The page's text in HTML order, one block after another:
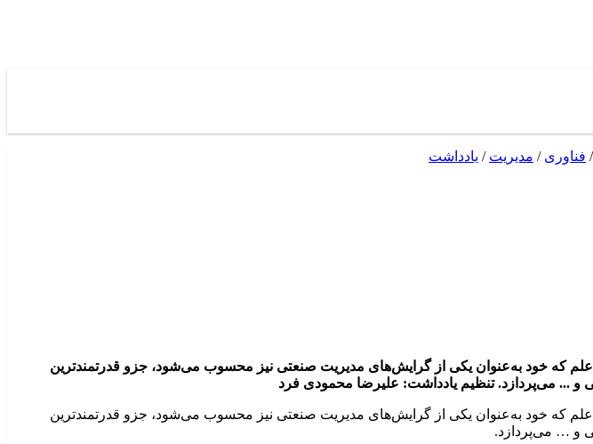
/ فناوری / مدیریت / یادداشت
که خود به‌عنوان یکی از گرایش‌های مدیریت صنعتی نیز محسوب می‌شود، جزو قدرتمندترین
... می‌پردازد. تنظیم یادداشت: علیرضا محمودی فرد
که خود به‌عنوان یکی از گرایش‌های مدیریت صنعتی نیز محسوب می‌شود، جزو قدرتمندترین
و … می‌پردازد.